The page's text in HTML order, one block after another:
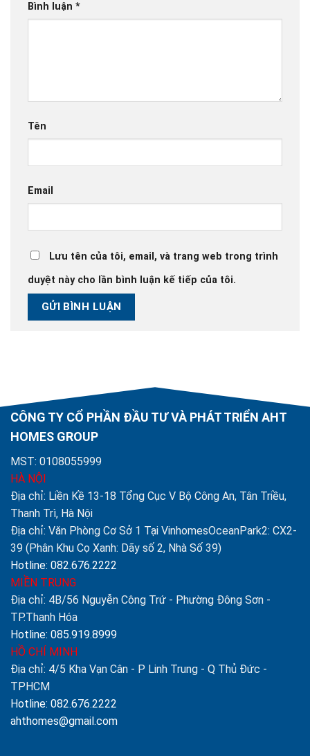
Bình luận *
Tên
Email
Lưu tên của tôi, email, và trang web trong trình
duyệt này cho lần bình luận kế tiếp của tôi.
CÔNG TY CỔ PHẦN ĐẦU TƯ VÀ PHÁT TRIỂN AHT
HOMES GROUP
MST: 0108055999
HÀ NỘI
Địa chỉ: Liền Kề 13-18 Tổng Cục V Bộ Công An, Tân Triều,
Thanh Trì, Hà Nội
Địa chỉ: Văn Phòng Cơ Sở 1 Tại VinhomesOceanPark2: CX2-
39 (Phân Khu Cọ Xanh: Dãy số 2, Nhà Số 39)
Hotline: 082.676.2222
MIỀN TRUNG
Địa chỉ: 4B/56 Nguyễn Công Trứ - Phường Đông Sơn -
TP.Thanh Hóa
Hotline: 085.919.8999
HỒ CHÍ MINH
Địa chỉ: 4/5 Kha Vạn Cân - P Linh Trung - Q Thủ Đức -
TPHCM
Hotline: 082.676.2222
ahthomes@gmail.com